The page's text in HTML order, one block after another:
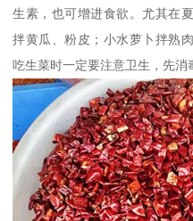
生素，也可增进食欲。尤其在
拌黄瓜、粉皮；小水萝卜拌熟
吃生菜时一定要注意卫生，先消